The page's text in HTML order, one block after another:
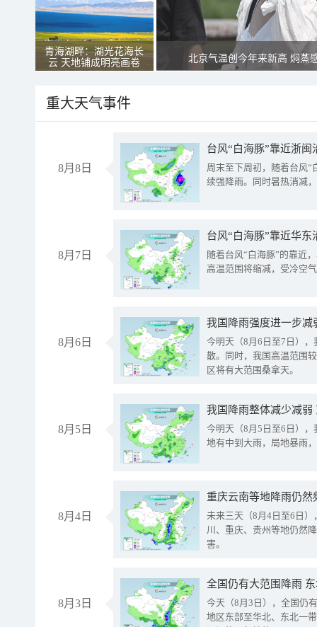
青海湖畔：湖光花海长
云 天地铺成明亮画卷
北京气温创今年来新高 焖蒸
重大天气事件
8月8日
台风“白海豚”靠近浙
周末至下周初，随着台风“
续强降雨。同时暑热消减
8月7日
台风“白海豚”靠近华
随着台风“白海豚”的靠近
高温范围将缩减，受冷空
8月6日
今明天（8月6日至7日）
散。同时，我国高温范围
区将有大范围桑拿天。
8月5日
我国降雨整体减少减弱
今明天（8月5日至6日）
地有中到大雨，局地暴雨
8月4日
重庆云南等地降雨仍然
未来三天（8月4日至6日
川、重庆、贵州等地仍然
害。
8月3日
全国仍有大范围降雨
今天（8月3日），全国仍
地区东部至华北、东北一